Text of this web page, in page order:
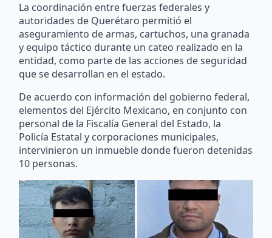
La coordinación entre fuerzas federales y
autoridades de Querétaro permitió el
aseguramiento de armas, cartuchos, una granada
y equipo táctico durante un cateo realizado en la
entidad, como parte de las acciones de seguridad
que se desarrollan en el estado.
De acuerdo con información del gobierno federal,
elementos del Ejército Mexicano, en conjunto con
personal de la Fiscalía General del Estado, la
Policía Estatal y corporaciones municipales,
intervinieron un inmueble donde fueron detenidas
10 personas.